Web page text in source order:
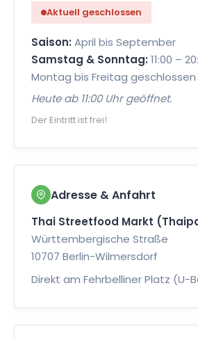
Red Curry mit roter Chili-Paste,
FLEISCH
Khao Pad Muh
und Ei, serviert mit
In Kokosmilch marinierte
gegrillt, mit süßer Chili-Sauce.
Aktuell geschlossen
Saison: April bis September
Samstag & Sonntag: 11:00 –
Montag bis Freitag geschlossen
Heute ab 11:00 Uhr geöffnet.
Der Eintritt ist frei!
Adresse & Anfahrt
Thai Streetfood Markt
Württembergische Straße
10707 Berlin-Wilmersdorf
Direkt am Fehrbelliner Platz (U-